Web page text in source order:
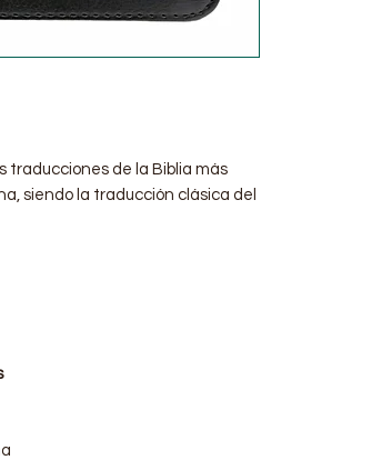
traducciones de la Biblia más
siendo la traducción clásica del